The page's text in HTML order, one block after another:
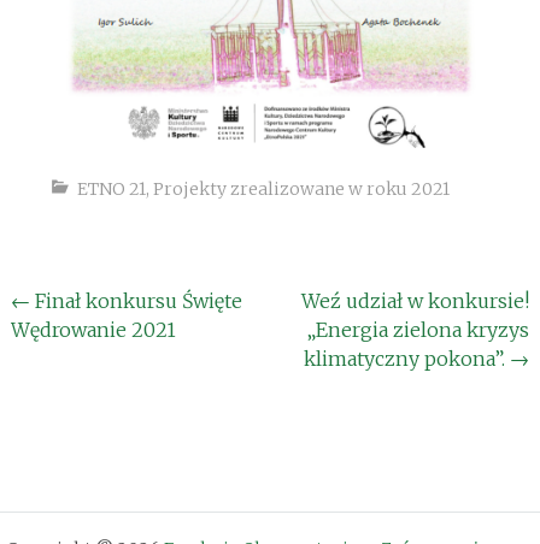
ETNO 21, Projekty zrealizowane w roku 2021
Post
navigation
← Finał konkursu Święte
Wędrowanie 2021
Weź udział w konkursie!
„Energia zielona kryzys
klimatyczny pokona”. →